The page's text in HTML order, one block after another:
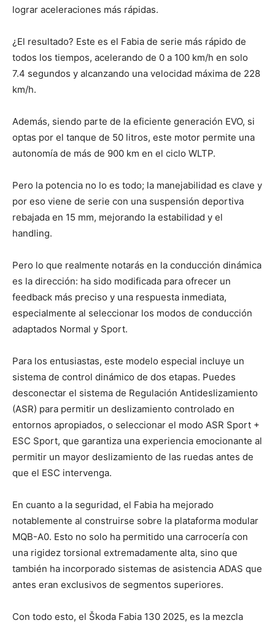
lograr aceleraciones más rápidas.
¿El resultado? Este es el Fabia de serie más rápido de
todos los tiempos, acelerando de 0 a 100 km/h en solo
7.4 segundos y alcanzando una velocidad máxima de 228
km/h.
Además, siendo parte de la eficiente generación EVO, si
optas por el tanque de 50 litros, este motor permite una
autonomía de más de 900 km en el ciclo WLTP.
Pero la potencia no lo es todo; la manejabilidad es clave y
por eso viene de serie con una suspensión deportiva
rebajada en 15 mm, mejorando la estabilidad y el
handling.
Pero lo que realmente notarás en la conducción dinámica
es la dirección: ha sido modificada para ofrecer un
feedback más preciso y una respuesta inmediata,
especialmente al seleccionar los modos de conducción
adaptados Normal y Sport.
Para los entusiastas, este modelo especial incluye un
sistema de control dinámico de dos etapas. Puedes
desconectar el sistema de Regulación Antideslizamiento
(ASR) para permitir un deslizamiento controlado en
entornos apropiados, o seleccionar el modo ASR Sport +
ESC Sport, que garantiza una experiencia emocionante al
permitir un mayor deslizamiento de las ruedas antes de
que el ESC intervenga.
En cuanto a la seguridad, el Fabia ha mejorado
notablemente al construirse sobre la plataforma modular
MQB-A0. Esto no solo ha permitido una carrocería con
una rigidez torsional extremadamente alta, sino que
también ha incorporado sistemas de asistencia ADAS que
antes eran exclusivos de segmentos superiores.
Con todo esto, el Škoda Fabia 130 2025, es la mezcla